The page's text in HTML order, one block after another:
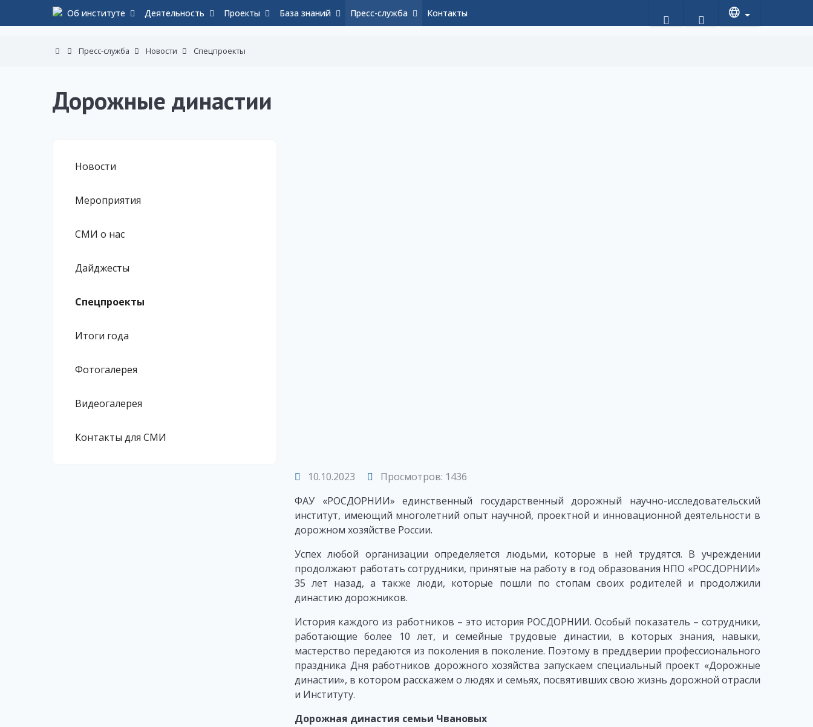
Об институте Деятельность Проекты База знаний Пресс-служба Контакты
Пресс-служба Новости Спецпроекты
Дорожные династии
Новости
Мероприятия
СМИ о нас
Дайджесты
Спецпроекты
Итоги года
Фотогалерея
Видеогалерея
Контакты для СМИ
10.10.2023
Просмотров: 1436
ФАУ «РОСДОРНИИ» единственный государственный дорожный научно-исследовательский
институт, имеющий многолетний опыт научной, проектной и инновационной деятельности в
дорожном хозяйстве России.
Успех любой организации определяется людьми, которые в ней трудятся. В учреждении
продолжают работать сотрудники, принятые на работу в год образования НПО «РОСДОРНИИ»
35 лет назад, а также люди, которые пошли по стопам своих родителей и продолжили
династию дорожников.
История каждого из работников – это история РОСДОРНИИ. Особый показатель – сотрудники,
работающие более 10 лет, и семейные трудовые династии, в которых знания, навыки,
мастерство передаются из поколения в поколение. Поэтому в преддверии профессионального
праздника Дня работников дорожного хозяйства запускаем специальный проект «Дорожные
династии», в котором расскажем о людях и семьях, посвятивших свою жизнь дорожной отрасли
и Институту.
Дорожная династия семьи Чвановых